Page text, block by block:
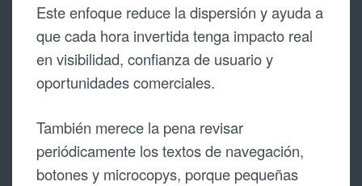
Este enfoque reduce la dispersión y ayuda a
que cada hora invertida tenga impacto real
en visibilidad, confianza de usuario y
oportunidades comerciales.
También merece la pena revisar
periódicamente los textos de navegación,
botones y microcopys, porque pequeñas